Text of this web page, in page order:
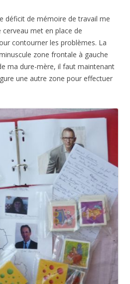
déficit de mémoire de travail me
met en place de
contourner les problèmes. La
zone frontale à gauche
ma dure-mère, il faut maintenant
une autre zone pour effectuer